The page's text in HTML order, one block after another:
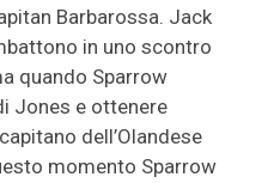
Barbarossa. Jack
in uno scontro
quando Sparrow
Jones e ottenere
dell’Olandese
momento Sparrow